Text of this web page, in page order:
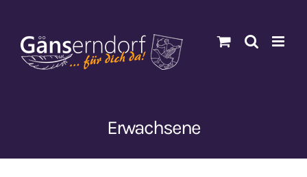
springen
Erwachsene